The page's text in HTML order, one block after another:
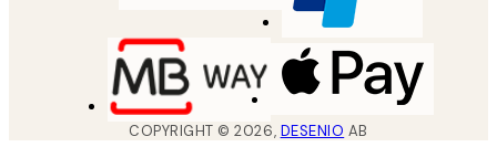
COPYRIGHT ©2026, DESENIO AB